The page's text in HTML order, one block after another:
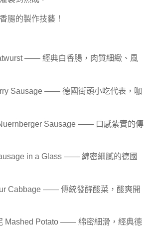
腸的製作技藝！
—— 經典白香腸，肉質細緻、風
Sausage —— 德國街頭小吃代表，咖
Sausage —— 口感紮實的傳
in a Glass —— 綿密細膩的德國
Cabbage —— 傳統發酵酸菜，酸爽開
Mashed Potato —— 綿密細滑，經典德